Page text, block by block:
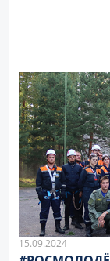
15.09.2024